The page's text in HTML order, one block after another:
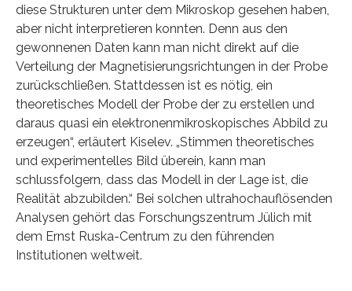
diese Strukturen unter dem Mikroskop gesehen haben,
aber nicht interpretieren konnten. Denn aus den
gewonnenen Daten kann man nicht direkt auf die
Verteilung der Magnetisierungsrichtungen in der Probe
zurückschließen. Stattdessen ist es nötig, ein
theoretisches Modell der Probe der zu erstellen und
daraus quasi ein elektronenmikroskopisches Abbild zu
erzeugen“, erläutert Kiselev. „Stimmen theoretisches
und experimentelles Bild überein, kann man
schlussfolgern, dass das Modell in der Lage ist, die
Realität abzubilden.“ Bei solchen ultrahochauflösenden
Analysen gehört das Forschungszentrum Jülich mit
dem Ernst Ruska-Centrum zu den führenden
Institutionen weltweit.